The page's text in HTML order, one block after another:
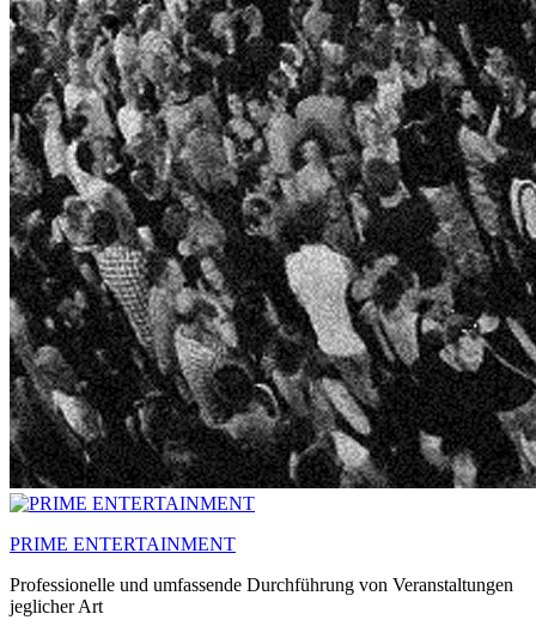
PRIME ENTERTAINMENT
Professionelle und umfassende Durchführung von Veranstaltungen
jeglicher Art